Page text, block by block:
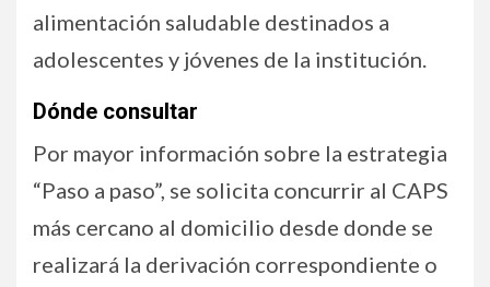
alimentación saludable destinados a
adolescentes y jóvenes de la institución.
Dónde consultar
Por mayor información sobre la estrategia
“Paso a paso”, se solicita concurrir al CAPS
más cercano al domicilio desde donde se
realizará la derivación correspondiente o